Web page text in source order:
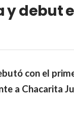
y debut
con el
a Chacarita